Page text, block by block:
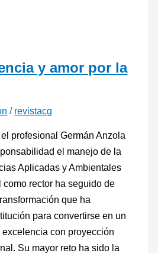
y amor por la
/ revistacg
profesional Germán Anzola
el manejo de la
Aplicadas y Ambientales
rector ha seguido de
que ha
para convertirse en un
con proyección
Su mayor reto ha sido la